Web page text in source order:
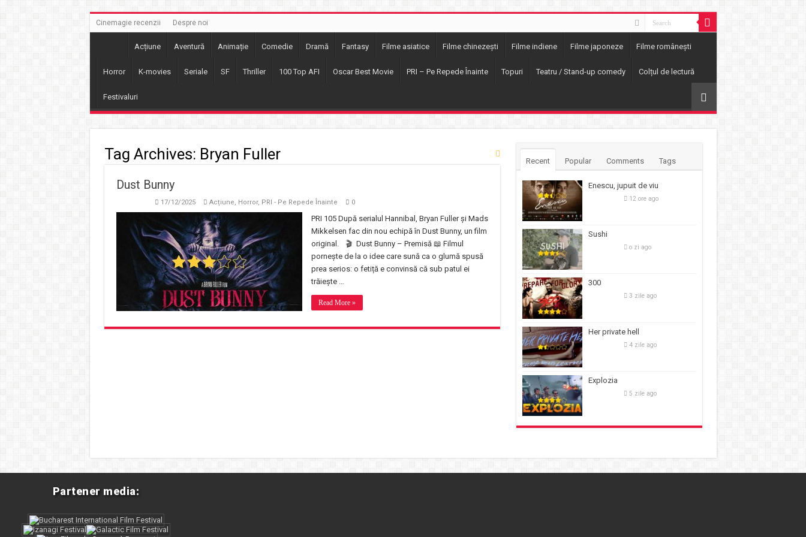
Cinemagie recenzii Despre noi
Acțiune Aventură Animație Comedie Dramă Fantasy Filme asiatice Filme chinezești Filme indiene Filme japoneze Filme românești
Horror K-movies Seriale SF Thriller 100 Top AFI Oscar Best Movie PRI – Pe Repede Înainte Topuri Teatru / Stand-up comedy Colțul de lectură
Festivaluri
Tag Archives: Bryan Fuller
Dust Bunny
17/12/2025 Acțiune, Horror, PRI - Pe Repede Înainte 0
PRI 105 După serialul Hannibal, Bryan Fuller și Mads
Mikkelsen fac din nou echipă în Dust Bunny, un film
original. 🎬 Dust Bunny – Premisă 📖 Filmul
pornește de la o idee care sună ca o glumă spusă
prea serios: o fetiță e convinsă că sub patul ei
trăiește …
Read More »
Recent Popular Comments Tags
Enescu, jupuit de viu
12 ore ago
Sushi
o zi ago
300
3 zile ago
Her private hell
4 zile ago
Explozia
5 zile ago
Partener media: